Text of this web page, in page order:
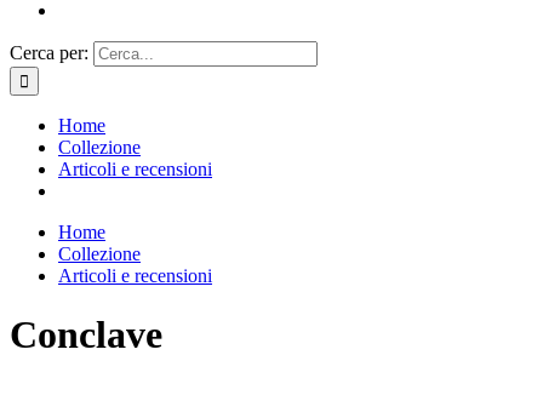
Cerca per:
Home
Collezione
Articoli e recensioni
Home
Collezione
Articoli e recensioni
Conclave